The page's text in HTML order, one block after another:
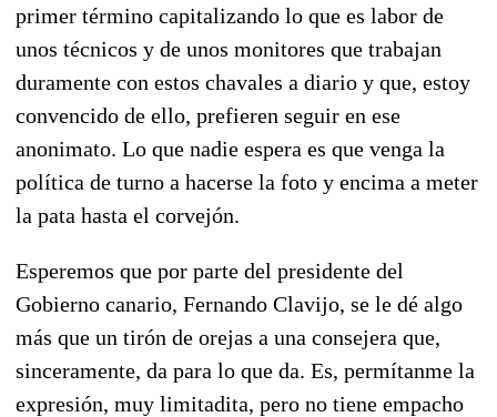
primer término capitalizando lo que es labor de
unos técnicos y de unos monitores que trabajan
duramente con estos chavales a diario y que, estoy
convencido de ello, prefieren seguir en ese
anonimato. Lo que nadie espera es que venga la
política de turno a hacerse la foto y encima a meter
la pata hasta el corvejón.
Esperemos que por parte del presidente del
Gobierno canario, Fernando Clavijo, se le dé algo
más que un tirón de orejas a una consejera que,
sinceramente, da para lo que da. Es, permítanme la
expresión, muy limitadita, pero no tiene empacho